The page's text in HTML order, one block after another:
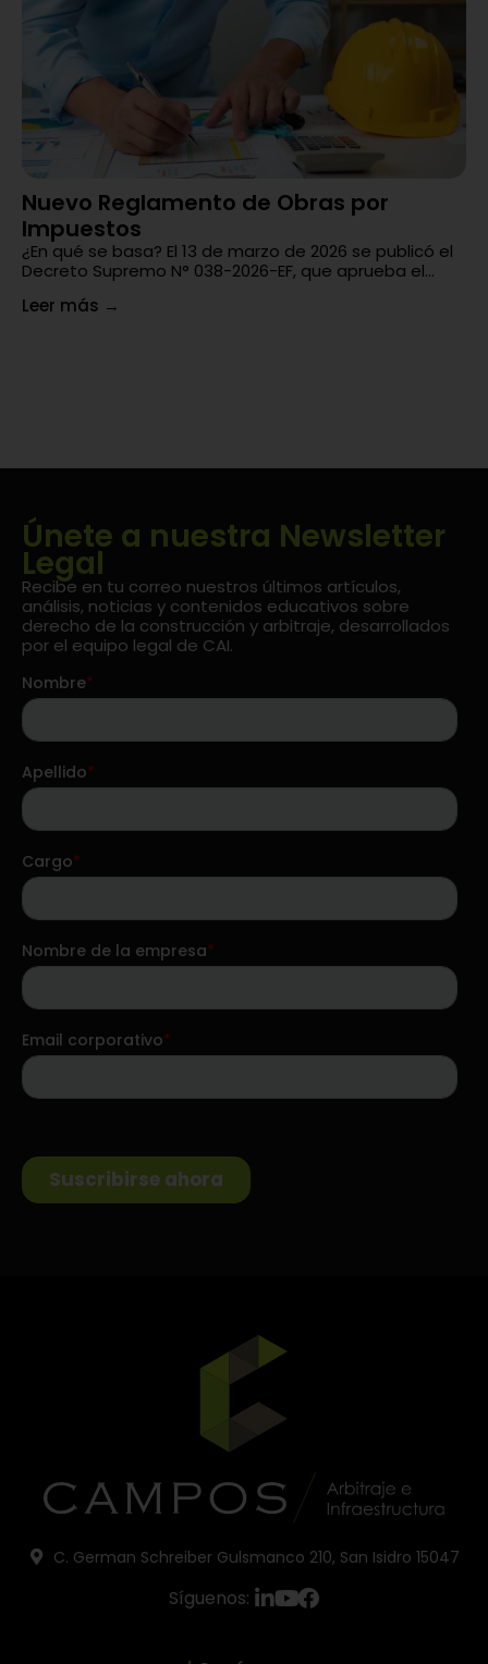
Nuevo Reglamento de Obras por
Impuestos
¿En qué se basa? El 13 de marzo de 2026 se publicó el
Decreto Supremo N° 038-2026-EF, que aprueba el...
Leer más →
Únete a nuestra Newsletter
Legal
Recibe en tu correo nuestros últimos artículos,
análisis, noticias y contenidos educativos sobre
derecho de la construcción y arbitraje, desarrollados
por el equipo legal de CAI.
C. German Schreiber Gulsmanco 210, San Isidro 15047
Síguenos: